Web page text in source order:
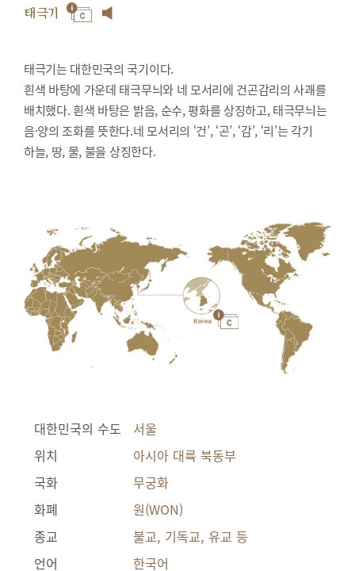
태극기
태극기는 대한민국의 국기이다.
흰색 바탕에 가운데 태극무늬와 네 모서리에 건곤감리의 사괘를
배치했다. 흰색 바탕은 밝음, 순수, 평화를 상징하고, 태극무늬는
음·양의 조화를 뜻한다.네 모서리의 ‘건’, ‘곤’, ‘감’, ‘리’는 각기
하늘, 땅, 물, 불을 상징한다.
대한민국의 수도
서울
위치
아시아 대륙 북동부
국화
무궁화
화폐
원(WON)
종교
불교, 기독교, 유교 등
언어
한국어